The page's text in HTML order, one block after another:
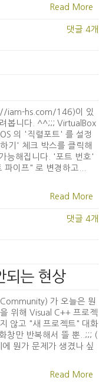
Read More
댓글 4개
iam-hs.com/146)이 있
봅니다. ^^;;; VirtualBox
의 '직렬포트' 를 설정
기' 체크 박스를 클릭해
능해집니다. '포트 번호'
이프" 로 변경하고...
Read More
댓글 4개
되는 현상
가 오늘은 뭔
위해 Visual C++ 프로젝
않고 "새 프로젝트" 대화
창만 반복해서 뜰 뿐..;;; (
뭔가 문제가 생겼나 싶
Read More